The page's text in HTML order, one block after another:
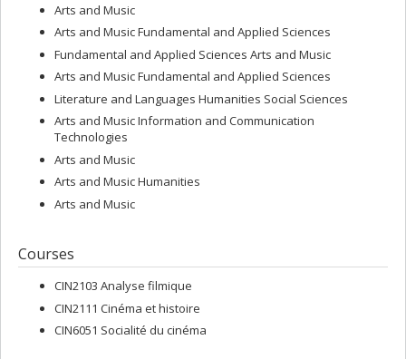
Arts and Music
Arts and Music Fundamental and Applied Sciences
Fundamental and Applied Sciences Arts and Music
Arts and Music Fundamental and Applied Sciences
Literature and Languages Humanities Social Sciences
Arts and Music Information and Communication
Technologies
Arts and Music
Arts and Music Humanities
Arts and Music
Courses
CIN2103 Analyse filmique
CIN2111 Cinéma et histoire
CIN6051 Socialité du cinéma